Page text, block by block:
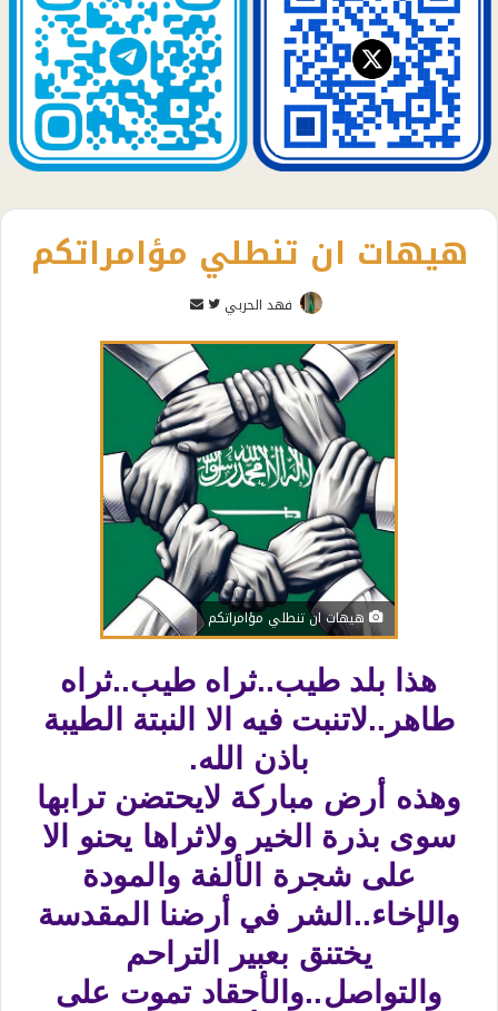
هيهات ان تنطلي مؤامراتكم
فهد الحربي
تابع
تويتر
أرسل
إلكترونيا
هيهات ان تنطلي مؤامراتكم
هذا بلد طيب..ثراه طيب..ثراه
طاهر..لاتنبت فيه الا النبتة الطيبة
باذن الله.
وهذه أرض مباركة لايحتضن ترابها
سوى بذرة الخير ولاثراها يحنو الا
على شجرة الألفة والمودة
والإخاء..الشر في أرضنا المقدسة
يختنق بعبير التراحم
والتواصل..والأحقاد تموت على